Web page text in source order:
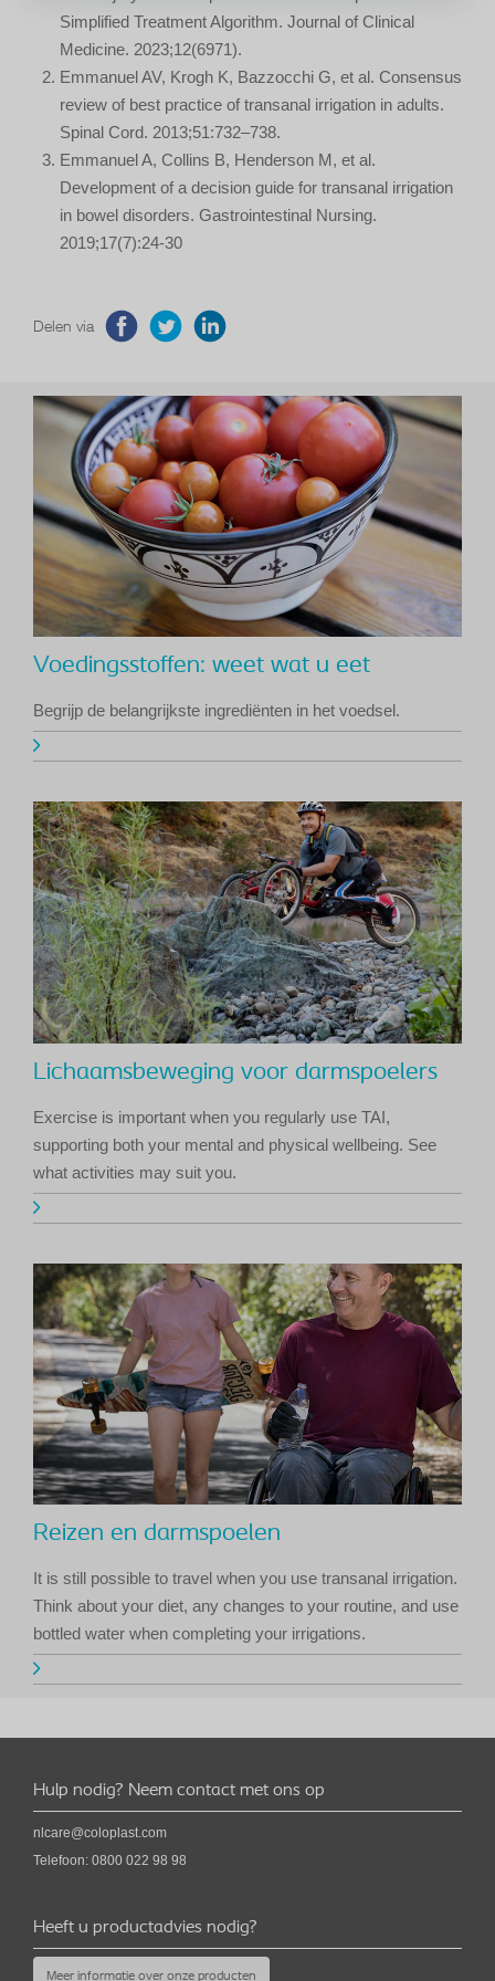
Simplified Treatment Algorithm. Journal of Clinical
Medicine. 2023;12(6971).
Emmanuel AV, Krogh K, Bazzocchi G, et al. Consensus
review of best practice of transanal irrigation in adults.
Spinal Cord. 2013;51:732–738.
Emmanuel A, Collins B, Henderson M, et al.
Development of a decision guide for transanal irrigation
in bowel disorders. Gastrointestinal Nursing.
2019;17(7):24-30
Delen via
Voedingsstoffen: weet wat u eet
Begrijp de belangrijkste ingrediënten in het voedsel.
Lichaamsbeweging voor darmspoelers
Exercise is important when you regularly use TAI,
supporting both your mental and physical wellbeing. See
what activities may suit you.
Reizen en darmspoelen
It is still possible to travel when you use transanal irrigation.
Think about your diet, any changes to your routine, and use
bottled water when completing your irrigations.
Hulp nodig? Neem contact met ons op
nlcare@coloplast.com
Telefoon: 0800 022 98 98
Heeft u productadvies nodig?
Meer informatie over onze producten